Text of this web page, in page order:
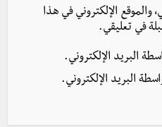
والموقع الإلكتروني في هذا
في تعليقي.
البريد الإلكتروني.
البريد الإلكتروني.